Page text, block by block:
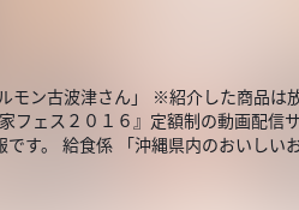
モン古波津さん」 ※紹介した商品
フェス２０１６』定額制の動画配
す。 給食係 「沖縄県内のおいしい